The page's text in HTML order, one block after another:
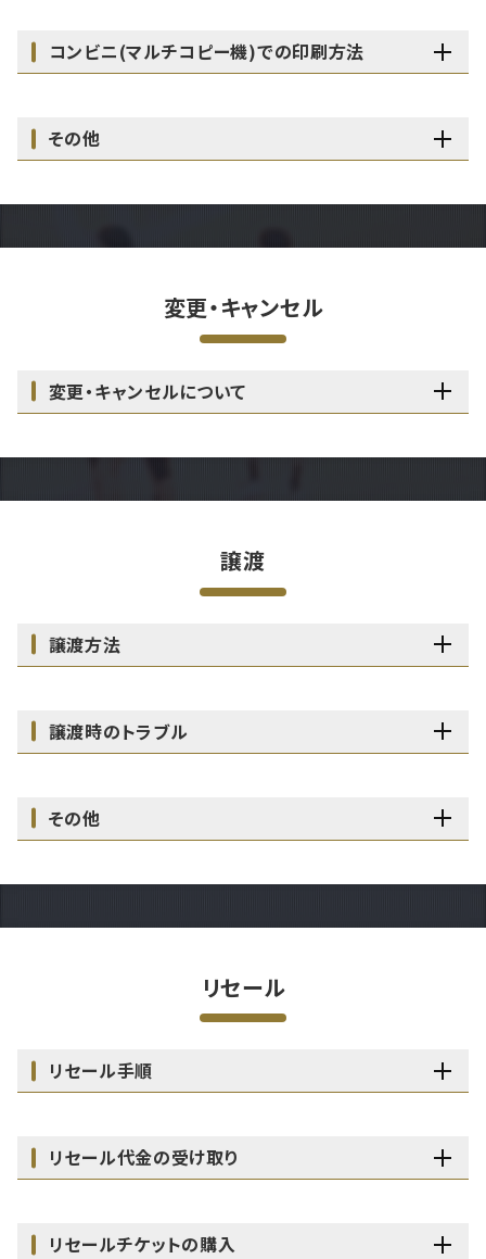
コンビニ(マルチコピー機)での印刷方法
その他
変更・キャンセル
変更・キャンセルについて
譲渡
譲渡方法
譲渡時のトラブル
その他
リセール
リセール手順
リセール代金の受け取り
リセールチケットの購入